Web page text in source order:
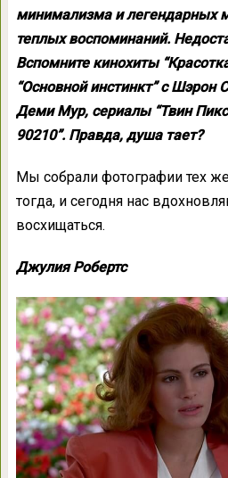
минимализма и легендарных
теплых воспоминаний.
Вспомните кинохиты
“Основной инстинкт” с Шэрон
Деми Мур, сериалы “Твин
90210”. Правда, душа тает?
Мы собрали фотографии тех
тогда, и сегодня нас
восхищаться.
Джулия Робертс